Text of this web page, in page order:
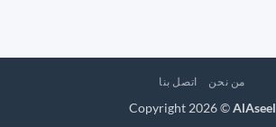
من نحن اتصل بنا
Copyright 2026 ©AlAseel